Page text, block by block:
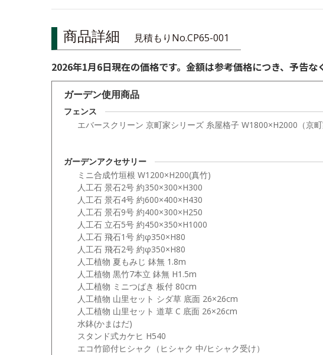
商品詳細 見積もりNo.CP65-001
2026年1月6日現在の価格です。金額は参考価格につき、予告な
ガーデン使用商品
フェンス
エバースクリーン 京町家シリーズ 糸屋格子 W1800×H2000（京町
ガーデンアクセサリー
ミニ合成竹垣根 W1200×H200(真竹)
人工石 景石2号 約350×300×H300
人工石 景石4号 約600×400×H430
人工石 景石9号 約400×300×H250
人工石 立石5号 約450×350×H1000
人工石 飛石1号 約φ350×H80
人工石 飛石2号 約φ350×H80
人工植物 夏もみじ 鉢無 1.8m
人工植物 黒竹7本立 鉢無 H1.5m
人工植物 ミニつばき 板付 80cm
人工植物 山里セット シダ草 底面 26×26cm
人工植物 山里セット 道草 C 底面 26×26cm
水鉢(かまはだ)
スタンド式カケヒ H540
エコ竹節付ヒシャク（ヒシャク 中/ヒシャク受け）